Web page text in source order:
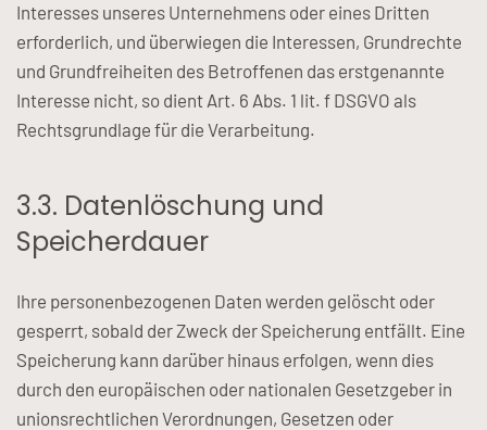
Interesses unseres Unternehmens oder eines Dritten
erforderlich, und überwiegen die Interessen, Grundrechte
und Grundfreiheiten des Betroffenen das erstgenannte
Interesse nicht, so dient Art. 6 Abs. 1 lit. f DSGVO als
Rechtsgrundlage für die Verarbeitung.
3.3. Datenlöschung und
Speicherdauer
Ihre personenbezogenen Daten werden gelöscht oder
gesperrt, sobald der Zweck der Speicherung entfällt. Eine
Speicherung kann darüber hinaus erfolgen, wenn dies
durch den europäischen oder nationalen Gesetzgeber in
unionsrechtlichen Verordnungen, Gesetzen oder